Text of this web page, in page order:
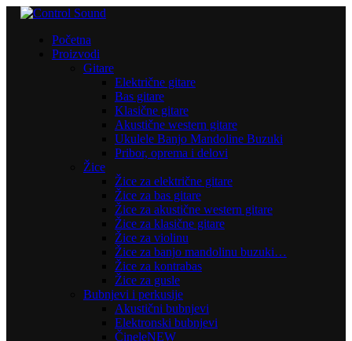
Početna
Proizvodi
Gitare
Električne gitare
Bas gitare
Klasične gitare
Akustične western gitare
Ukulele Banjo Mandoline Buzuki
Pribor, oprema i delovi
Žice
Žice za električne gitare
Žice za bas gitare
Žice za akustične western gitare
Žice za klasične gitare
Žice za violinu
Žice za banjo mandolinu buzuki…
Žice za kontrabas
Žice za gusle
Bubnjevi i perkusije
Akustični bubnjevi
Elektronski bubnjevi
ČineleNEW